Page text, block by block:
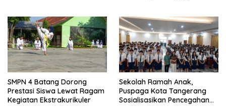
SMPN 4 Batang Dorong
Prestasi Siswa Lewat Ragam
Kegiatan Ekstrakurikuler
Sekolah Ramah Anak,
Puspaga Kota Tangerang
Sosialisasikan Pencegahan